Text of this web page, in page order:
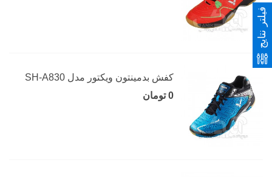
کفش بدمینتون ویکتور مدل SH-A830
0 تومان
فیلتر نتایج